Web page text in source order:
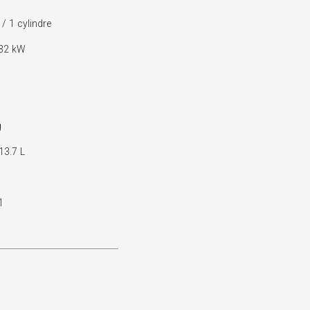
1 cylindre
kW
L